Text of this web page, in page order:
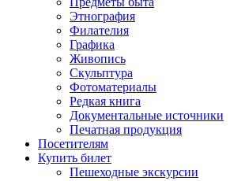
Этнография
Филателия
Графика
Живопись
Скульптура
Фотоматериалы
Редкая книга
Документальные источники
Печатная продукция
Посетителям
Купить билет
Пешеходные экскурсии